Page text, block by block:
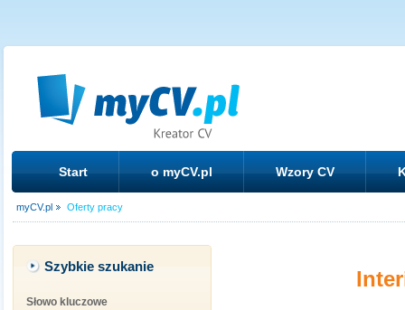
Start o myCV.pl Wzory CV
myCV.pl Oferty pracy
Szybkie szukanie
Słowo kluczowe